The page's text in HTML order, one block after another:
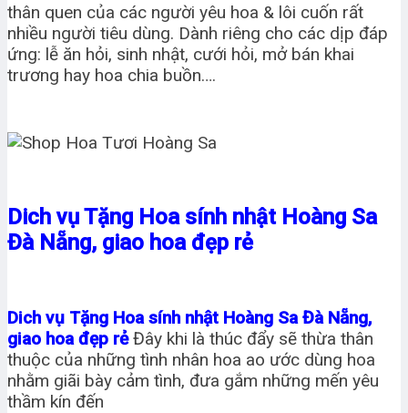
thân quen của các người yêu hoa & lôi cuốn rất
nhiều người tiêu dùng. Dành riêng cho các dịp đáp
ứng: lễ ăn hỏi, sinh nhật, cưới hỏi, mở bán khai
trương hay hoa chia buồn….
Dich vụ Tặng Hoa sính nhật Hoàng Sa
Đà Nẵng, giao hoa đẹp rẻ
Dich vụ Tặng Hoa sính nhật Hoàng Sa Đà Nẵng,
giao hoa đẹp rẻĐây khi là thúc đẩy sẽ thừa thân
thuộc của những tình nhân hoa ao ước dùng hoa
nhằm giãi bày cảm tình, đưa gắm những mến yêu
thầm kín đến